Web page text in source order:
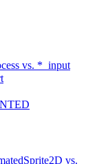
vs. *_input
vs.